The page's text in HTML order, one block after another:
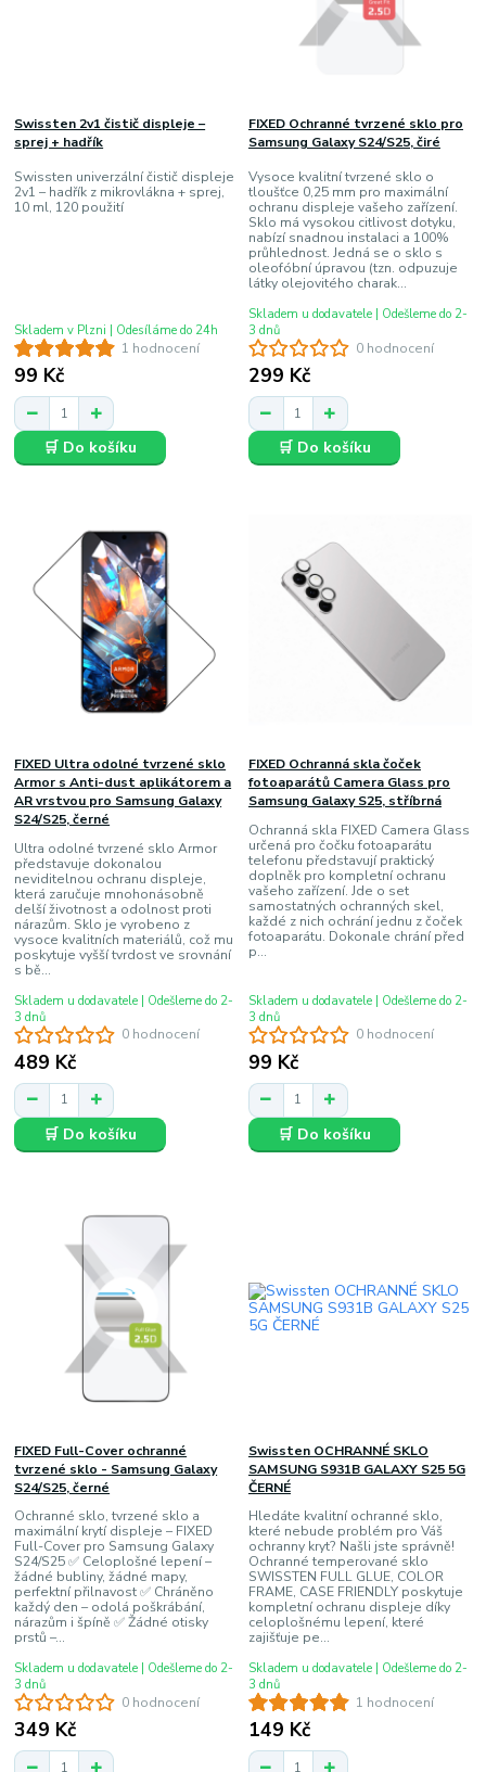
1 hodnocení
Swissten 2v1 čistič displeje –
sprej + hadřík
Swissten univerzální čistič displeje
2v1 – hadřík z mikrovlákna + sprej,
10 ml, 120 použití
99 Kč
Skladem v Plzni | Odesíláme do 24h
🛒 Do košíku
0 hodnocení
FIXED Ochranné tvrzené sklo pro
Samsung Galaxy S24/S25, čiré
Vysoce kvalitní tvrzené sklo o
tloušťce 0,25 mm pro maximální
ochranu displeje vašeho zařízení.
Sklo má vysokou citlivost dotyku,
nabízí snadnou instalaci a 100%
průhlednost. Jedná se o sklo s
oleofóbní úpravou (tzn. odpuzuje
látky olejovitého charak...
299 Kč
Skladem u dodavatele | Odešleme do 2-
3 dnů
🛒 Do košíku
0 hodnocení
FIXED Ultra odolné tvrzené sklo
Armor s Anti-dust aplikátorem a
AR vrstvou pro Samsung Galaxy
S24/S25, černé
Ultra odolné tvrzené sklo Armor
představuje dokonalou
neviditelnou ochranu displeje,
která zaručuje mnohonásobně
delší životnost a odolnost proti
nárazům. Sklo je vyrobeno z
vysoce kvalitních materiálů, což mu
poskytuje vyšší tvrdost ve srovnání
s bě...
489 Kč
Skladem u dodavatele | Odešleme do 2-
3 dnů
🛒 Do košíku
0 hodnocení
FIXED Ochranná skla čoček
fotoaparátů Camera Glass pro
Samsung Galaxy S25, stříbrná
Ochranná skla FIXED Camera Glass
určená pro čočku fotoaparátu
telefonu představují praktický
doplněk pro kompletní ochranu
vašeho zařízení. Jde o set
samostatných ochranných skel,
každé z nich ochrání jednu z čoček
fotoaparátu. Dokonale chrání před
p...
99 Kč
Skladem u dodavatele | Odešleme do 2-
3 dnů
🛒 Do košíku
0 hodnocení
FIXED Full-Cover ochranné
tvrzené sklo - Samsung Galaxy
S24/S25, černé
Ochranné sklo, tvrzené sklo a
maximální krytí displeje – FIXED
Full-Cover pro Samsung Galaxy
S24/S25 ✅ Celoplošné lepení –
žádné bubliny, žádné mapy,
perfektní přilnavost ✅ Chráněno
každý den – odolá poškrábání,
nárazům i špíně ✅ Žádné otisky
prstů –...
349 Kč
Skladem u dodavatele | Odešleme do 2-
3 dnů
1 hodnocení
Swissten OCHRANNÉ SKLO
SAMSUNG S931B GALAXY S25 5G
ČERNÉ
Hledáte kvalitní ochranné sklo,
které nebude problém pro Váš
ochranny kryt? Našli jste správně!
Ochranné temperované sklo
SWISSTEN FULL GLUE, COLOR
FRAME, CASE FRIENDLY poskytuje
kompletní ochranu displeje díky
celoplošnému lepení, které
zajišťuje pe...
149 Kč
Skladem u dodavatele | Odešleme do 2-
3 dnů